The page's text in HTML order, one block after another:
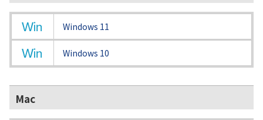
NTTドコモビジネスのお客さ
まはこちら
工事・故障情報通知
OCN サービス一覧
Windows 11
Windows 10
Mac